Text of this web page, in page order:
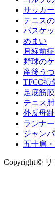
サッカ
テニス
バスケ
めまい
月経前
野球の
産後うつ
TFCC損
足底筋
テニス肘
外反母趾
ランナ
ジャン
五十肩
Copyright © リ